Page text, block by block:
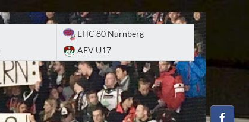
EHC 80 Nürnberg
AEV U17